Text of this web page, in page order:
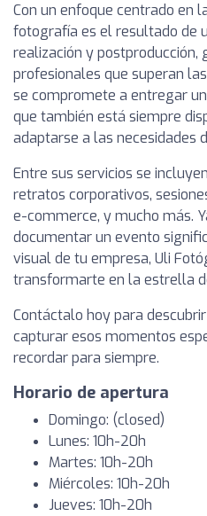
Con un enfoque centrado en
fotografía es el resultado de
realización y postproducción,
profesionales que superan
se compromete a entregar
que también está siempre
adaptarse a las necesidades
Entre sus servicios se
retratos corporativos,
e-commerce, y mucho más.
documentar un evento
visual de tu empresa, Uli
transformarte en la estrella
Contáctalo hoy para
capturar esos momentos
recordar para siempre.
Horario de apertura
Domingo: (closed)
Lunes: 10h-20h
Martes: 10h-20h
Miércoles: 10h-20h
Jueves: 10h-20h